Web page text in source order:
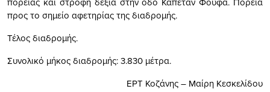
προς το σημείο αφετηρίας της διαδρομής.
Τέλος διαδρομής.
Συνολικό μήκος διαδρομής: 3.830 μέτρα.
ΕΡΤ Κοζάνης – Mαίρη Κεσκελίδου